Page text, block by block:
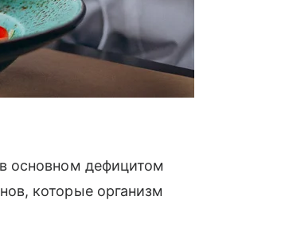
основном дефицитом
которые организм